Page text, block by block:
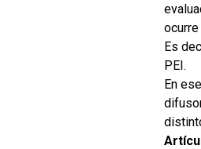
Es
PEI.
En